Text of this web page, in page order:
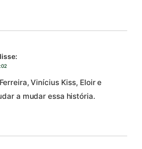
Vinícius Kiss, Eloir e
a mudar essa história.